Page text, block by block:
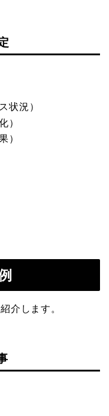
状況）
）
）
介します。